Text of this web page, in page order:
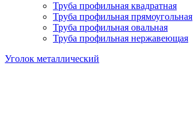
Труба профильная квадратная
Труба профильная прямоугольная
Труба профильная овальная
Труба профильная нержавеющая
Уголок металлический